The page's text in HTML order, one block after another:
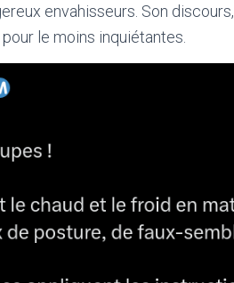
envahisseurs. Son
pour le moins inquiétantes.